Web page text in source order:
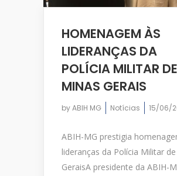
HOMENAGEM ÀS
LIDERANÇAS DA
POLÍCIA MILITAR DE
MINAS GERAIS
byABIH MG Notícias 15/06/
ABIH-MG prestigia
lideranças da Polícia Militar
GeraisA presidente da ABIH-